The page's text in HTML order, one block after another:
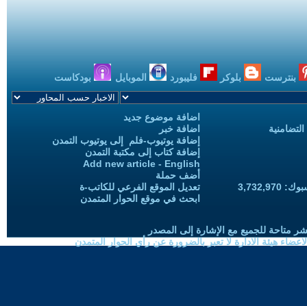
بنترست بلوكر فليبورد الموبايل بودكاست
اضافة موضوع جديد
اضافة خبر
إضافة يوتيوب-فلم إلى يوتيوب التمدن
إضافة كتاب إلى مكتبة التمدن
Add new article - English
أضف حملة
تعديل الموقع الفرعي للكاتب-ة
ابحث في موقع الحوار المتمدن
متاحة للجميع مع الإشارة إلى المصدر
هيئة الادارة لا تعبر بالضرورة عن رأي الحوار المتمدن